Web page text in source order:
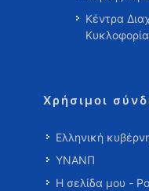
Κέντρα
Χρήσιμοι
Ελληνική
ΥΝΑΝΠ
Η σελίδα μου -